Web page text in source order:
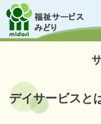
デイサービスと